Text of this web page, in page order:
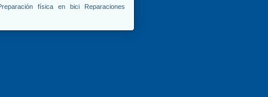
física en bici Reparaciones